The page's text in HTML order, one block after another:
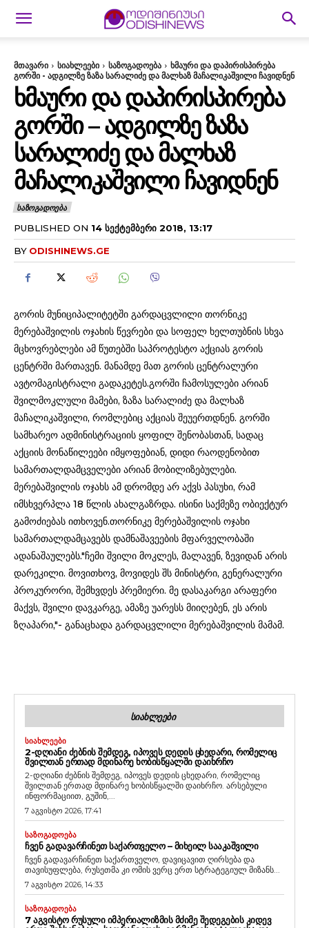
მთავარი სიახლეები საზოგადოება
ხმაური და დაპირისპირება
გორში - ადგილზე ზაზა სარალიძე და მალხაზ მაჩალიკაშვილი ჩავიდნენ
ᲮᲛᲐᲣᲠᲘ ᲓᲐ ᲓᲐᲞᲘᲠᲘᲡᲞᲘᲠᲔᲑᲐ
ᲒᲝᲠᲨᲘ – ᲐᲓᲒᲘᲚᲖᲔ ᲖᲐᲖᲐ
ᲡᲐᲠᲐᲚᲘᲫᲔ ᲓᲐ ᲛᲐᲚᲮᲐᲖ
ᲛᲐᲩᲐᲚᲘᲙᲐᲨᲕᲘᲚᲘ ᲩᲐᲕᲘᲓᲜᲔᲜ
ᲡᲐᲖᲝᲒᲐᲓᲝᲔᲑᲐ
PUBLISHED ON 14 ᲡᲔᲥᲢᲔᲛᲑᲔᲠᲘ 2018, 13:17
BY ODISHINEWS.GE
გორის მუნიციპალიტეტში გარდაცვლილი თორნიკე
მერებაშვილის ოჯახის წევრები და სოფელ ხელთუბნის სხვა
მცხოვრებლები ამ წუთებში საპროტესტო აქციას გორის
ცენტრში მართავენ. მანამდე მათ გორის ცენტრალური
ავტომაგისტრალი გადაკეტეს.გორში ჩამოსულები არიან
შვილმოკლული მამები, ზაზა სარალიძე და მალხაზ
მაჩალიკაშვილი, რომლებიც აქციას შეუერთდნენ. გორში
სამხარეო ადმინისტრაციის ყოფილ შენობასთან, სადაც
აქციის მონაწილეები იმყოფებიან, დიდი რაოდენობით
სამართალდამცველები არიან მობილიზებულები.
მერებაშვილის ოჯახს ამ დრომდე არ აქვს პასუხი, რამ
იმსხვერპლა 18 წლის ახალგაზრდა. ისინი საქმეზე ობიექტურ
გამოძიებას ითხოვენ.თორნიკე მერებაშვილის ოჯახი
სამართალდამცავებს დამნაშავეების მფარველობაში
ადანაშაულებს."ჩემი შვილი მოკლეს, მალავენ, ზევიდან არის
დარეკილი. მოვითხოვ, მოვიდეს შს მინისტრი, გენერალური
პროკურორი, შემხვდეს პრემიერი. მე დასაკარგი არაფერი
მაქვს, შვილი დავკარგე, ამაზე უარესს მიიღებენ, ეს არის
ზღაპარი,"- განაცხადა გარდაცვლილი მერებაშვილის მამამ.
ᲡᲘᲐᲮᲚᲔᲔᲑᲘ
ᲡᲘᲐᲮᲚᲔᲔᲑᲘ
2-ᲓᲦᲘᲐᲜᲘ ᲫᲔᲑᲜᲘᲡ ᲨᲔᲛᲓᲔᲒ, ᲘᲞᲝᲕᲔᲡ ᲓᲔᲓᲘᲡ ᲪᲮᲔᲓᲐᲠᲘ, ᲠᲝᲛᲔᲚᲘᲪ
ᲨᲕᲘᲚᲗᲐᲜ ᲔᲠᲗᲐᲓ ᲛᲓᲘᲜᲐᲠᲔ ᲮᲝᲑᲘᲡᲬᲧᲐᲚᲨᲘ ᲓᲐᲘᲮᲠᲩᲝ
2-დღიანი ძებნის შემდეგ, იპოვეს დედის ცხედარი, რომელიც
შვილთან ერთად მდინარე ხობისწყალში დაიხრჩო. არსებული
ინფორმაციით, გუშინ,...
7 აგვისტო 2026, 17:41
ᲡᲐᲖᲝᲒᲐᲓᲝᲔᲑᲐ
ᲩᲕᲔᲜ ᲒᲐᲓᲐᲕᲐᲠᲩᲘᲜᲔᲗ ᲡᲐᲥᲐᲠᲗᲕᲔᲚᲝ – ᲛᲘᲮᲔᲘᲚ ᲡᲐᲐᲙᲐᲨᲕᲘᲚᲘ
ჩვენ გადავარჩინეთ საქართველო, დავიცავით ღირსება და
თავისუფლება, რუსეთმა კი ომის ვერც ერთ სტრატეგიულ მიზანს...
7 აგვისტო 2026, 14:33
ᲡᲐᲖᲝᲒᲐᲓᲝᲔᲑᲐ
7 ᲐᲒᲕᲘᲡᲢᲝ ᲠᲣᲡᲣᲚᲘ ᲘᲛᲞᲔᲠᲘᲐᲚᲘᲖᲛᲘᲡ ᲛᲫᲘᲛᲔ ᲨᲔᲓᲔᲒᲔᲑᲘᲡ ᲙᲘᲓᲔᲕ